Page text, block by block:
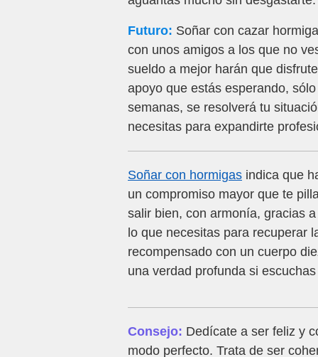
Futuro: Soñar con cazar
con unos amigos a los que no
sueldo a mejor harán que
apoyo que estás esperando,
semanas, se resolverá tu
necesitas para expandirte
Soñar con hormigas indica que
un compromiso mayor que te
salir bien, con armonía, gracias
lo que necesitas para recuperar
recompensado con un cuerpo
una verdad profunda si
Consejo: Dedícate a ser feliz y
modo perfecto. Trata de ser